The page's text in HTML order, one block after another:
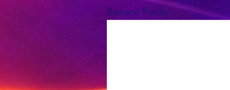
Recent Posts